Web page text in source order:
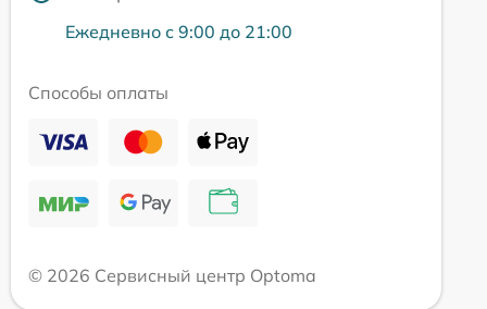
Ежедневно с 9:00 до 21:00
Способы оплаты
© 2026 Сервисный центр Optoma